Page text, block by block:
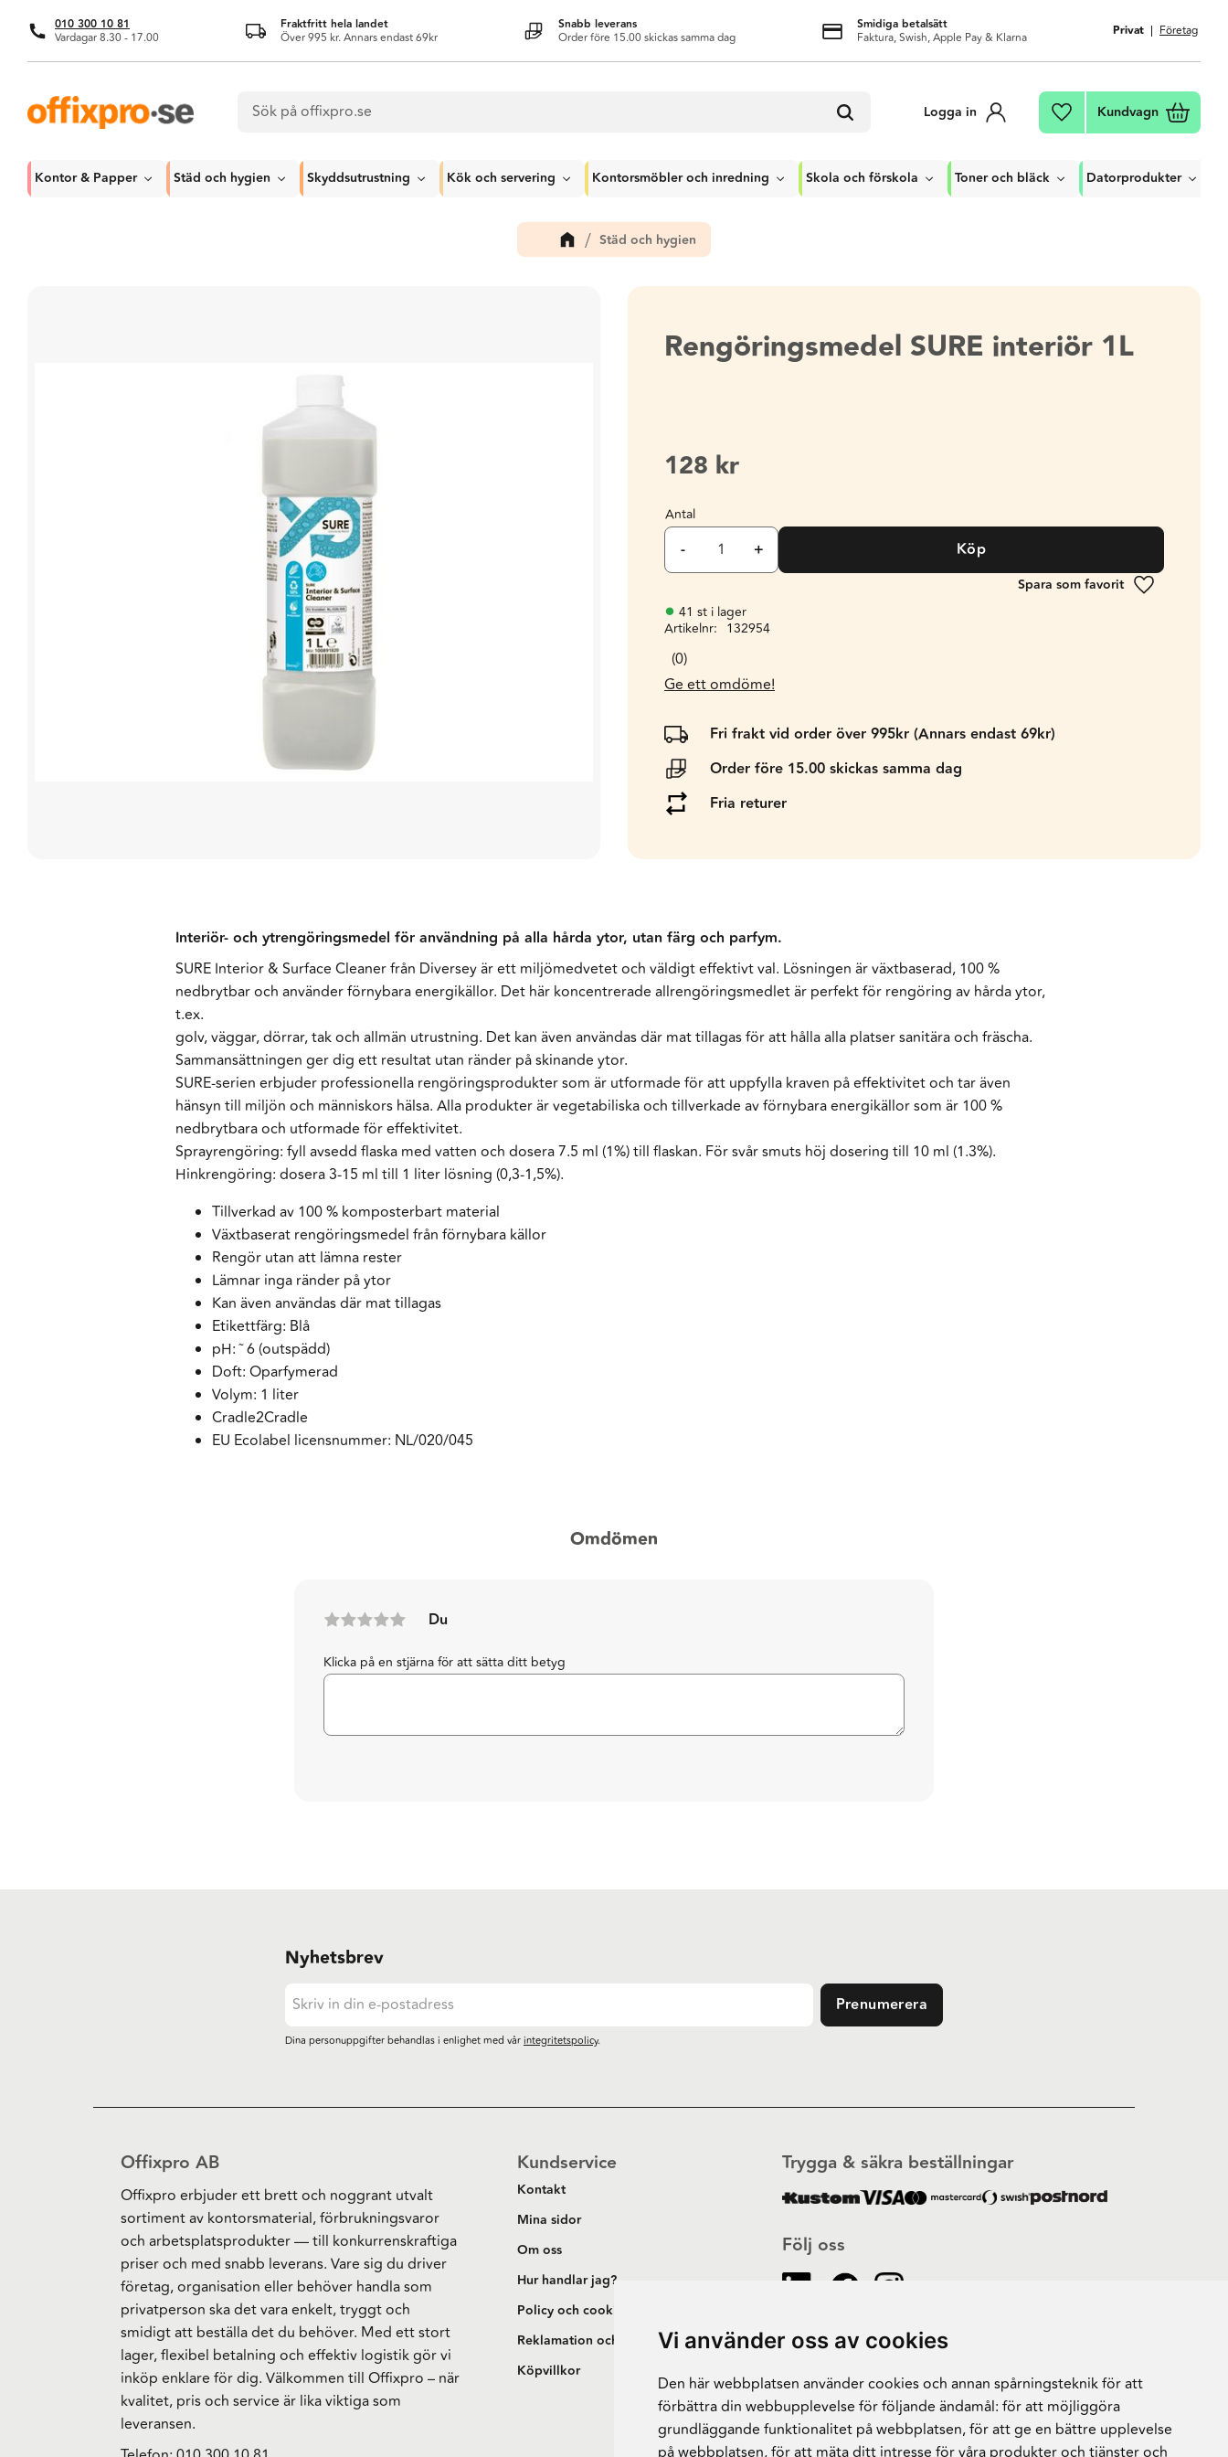
Vi använder oss av cookies
Den här webbplatsen använder cookies och annan spårningsteknik för att
förbättra din webbupplevelse för följande ändamål: för att möjliggöra
grundläggande funktionalitet på webbplatsen,för att ge en bättre upplevelse
på webbplatsen,för att mäta ditt intresse för våra produkter och tjänster och
010 300 10 81
Vardagar 8.30 - 17.00
Fraktfritt hela landet
Över 995 kr. Annars endast 69kr
Snabb leverans
Order före 15.00 skickas samma dag
Smidiga betalsätt
Faktura, Swish, Apple Pay & Klarna Privat Företag
Logga in Favoriter
Kundvagn
Kontor & Papper Städ och hygien Skyddsutrustning Kök och servering Kontorsmöbler och inredning Skola och förskola Toner och bläck Datorprodukter
Städ och hygien
Rengöringsmedel SURE interiör 1L
128 kr
Antal
+
- Köp
Lägg till i
41 st i lager
Artikelnr
132954
0
Ge ett omdöme!
Fri frakt vid order över 995kr (Annars endast 69kr)
Order före 15.00 skickas samma dag
Fria returer
Interiör- och ytrengöringsmedel för användning på alla hårda ytor, utan färg och parfym.
SURE Interior & Surface Cleaner från Diversey är ett miljömedvetet och väldigt effektivt val. Lösningen är växtbaserad, 100 %
nedbrytbar och använder förnybara energikällor. Det här koncentrerade allrengöringsmedlet är perfekt för rengöring av hårda ytor,
t.ex.
golv, väggar, dörrar, tak och allmän utrustning. Det kan även användas där mat tillagas för att hålla alla platser sanitära och fräscha.
Sammansättningen ger dig ett resultat utan ränder på skinande ytor.
SURE-serien erbjuder professionella rengöringsprodukter som är utformade för att uppfylla kraven på effektivitet och tar även
hänsyn till miljön och människors hälsa. Alla produkter är vegetabiliska och tillverkade av förnybara energikällor som är 100 %
nedbrytbara och utformade för effektivitet.
Sprayrengöring: fyll avsedd flaska med vatten och dosera 7.5 ml (1%) till flaskan. För svår smuts höj dosering till 10 ml (1.3%).
Hinkrengöring: dosera 3-15 ml till 1 liter lösning (0,3-1,5%).
Tillverkad av 100 % komposterbart material
Växtbaserat rengöringsmedel från förnybara källor
Rengör utan att lämna rester
Lämnar inga ränder på ytor
Kan även användas där mat tillagas
Etikettfärg: Blå
pH: ˜ 6 (outspädd)
Doft: Oparfymerad
Volym: 1 liter
Cradle2Cradle
EU Ecolabel licensnummer: NL/020/045
Omdömen
Du
Klicka på en stjärna för att sätta ditt betyg
Nyhetsbrev
Prenumerera
Dina personuppgifter behandlas i enlighet med vårintegritetspolicy.
Offixpro AB
Offixpro erbjuder ett brett och noggrant utvalt
sortiment av kontorsmaterial, förbrukningsvaror
och arbetsplatsprodukter — till konkurrenskraftiga
priser och med snabb leverans. Vare sig du driver
företag, organisation eller behöver handla som
privatperson ska det vara enkelt, tryggt och
smidigt att beställa det du behöver. Med ett stort
lager, flexibel betalning och effektiv logistik gör vi
inköp enklare för dig. Välkommen till Offixpro – när
kvalitet, pris och service är lika viktiga som
leveransen.
Kundservice
Kontakt
Mina sidor
Om oss
Hur handlar jag?
Policy och cookies
Reklamation och retur
Köpvillkor
Följ oss
Trygga & säkra beställningar